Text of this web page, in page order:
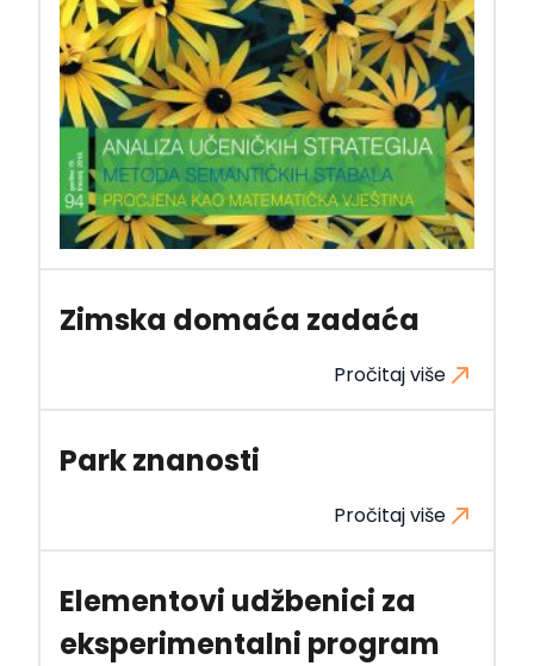
Zimska domaća zadaća
Pročitaj više
Park znanosti
Pročitaj više
Elementovi udžbenici za
eksperimentalni program